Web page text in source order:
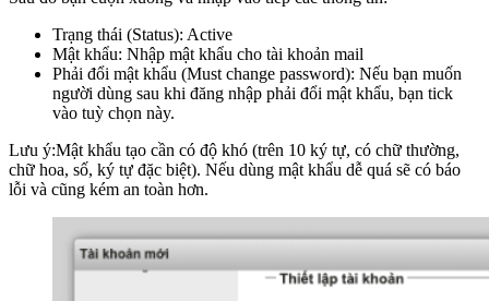
Trạng thái (Status): Active
Mật khẩu: Nhập mật khẩu cho tài khoản mail
Phải đổi mật khẩu (Must change password): Nếu bạn muốn
người dùng sau khi đăng nhập phải đổi mật khẩu, bạn tick
vào tuỳ chọn này.
Lưu ý:Mật khẩu tạo cần có độ khó (trên 10 ký tự, có chữ thường,
chữ hoa, số, ký tự đặc biệt). Nếu dùng mật khẩu dễ quá sẽ có báo
lỗi và cũng kém an toàn hơn.